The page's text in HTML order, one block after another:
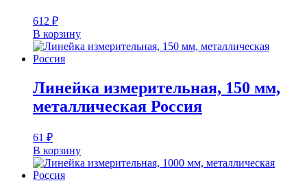
612 ₽
В корзину
Линейка измерительная, 150 мм,
металлическая Россия
61 ₽
В корзину